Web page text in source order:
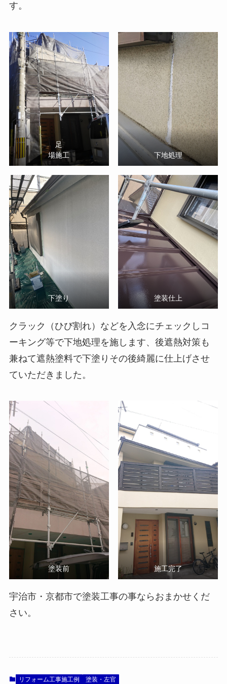
す。
足
場施工
下地処理
下塗り 塗装仕上
クラック（ひび割れ）などを入念にチェックしコ
ーキング等で下地処理を施します、後遮熱対策も
兼ねて遮熱塗料で下塗りその後綺麗に仕上げさせ
ていただきました。
塗装前 施工完了
宇治市・京都市で塗装工事の事ならおまかせくだ
さい。
リフォーム工事施工例 塗装・左官